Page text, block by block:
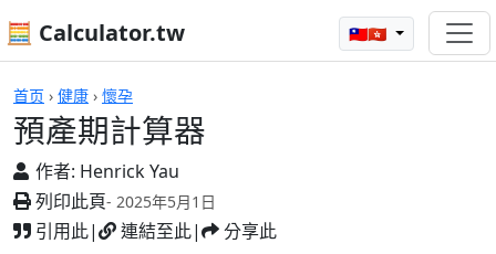
🧮 Calculator.tw 🇹🇼🇭🇰
首页 › 健康 › 懷孕
預產期計算器
作者: Henrick Yau
列印此頁- 2025年5月1日
引用此| 連結至此| 分享此
計算機